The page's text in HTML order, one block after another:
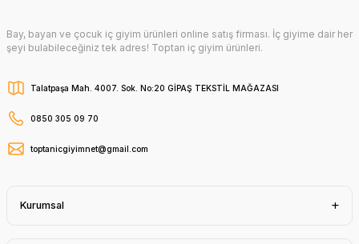
Bay, bayan ve çocuk iç giyim ürünleri online satış firması. İç giyime dair her
şeyi bulabileceğiniz tek adres! Toptan iç giyim ürünleri.
Talatpaşa Mah. 4007. Sok. No:20 GİPAŞ TEKSTİL MAĞAZASI
0850 305 09 70
toptanicgiyimnet@gmail.com
Kurumsal